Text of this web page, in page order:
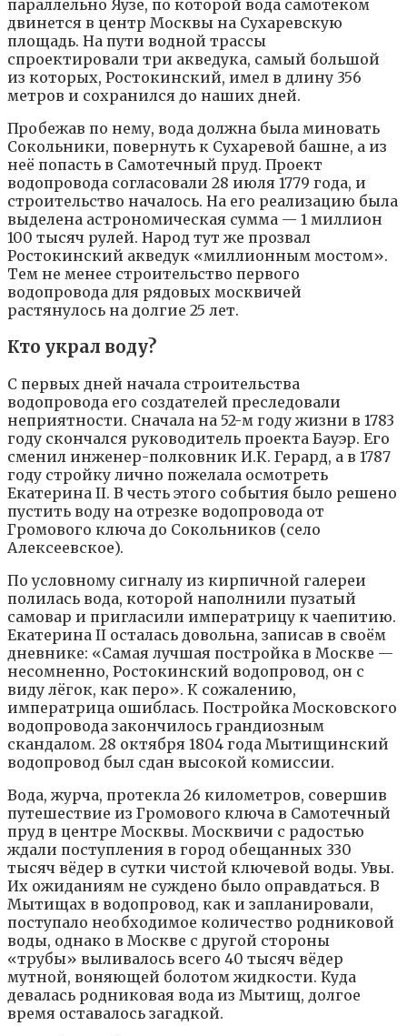
параллельно Яузе, по которой вода самотёком
двинется в центр Москвы на Сухаревскую
площадь. На пути водной трассы
спроектировали три акведука, самый большой
из которых, Ростокинский, имел в длину 356
метров и сохранился до наших дней.
Пробежав по нему, вода должна была миновать
Сокольники, повернуть к Сухаревой башне, а из
неё попасть в Самотечный пруд. Проект
водопровода согласовали 28 июля 1779 года, и
строительство началось. На его реализацию была
выделена астрономическая сумма — 1 миллион
100 тысяч рулей. Народ тут же прозвал
Ростокинский акведук «миллионным мостом».
Тем не менее строительство первого
водопровода для рядовых москвичей
растянулось на долгие 25 лет.
Кто украл воду?
С первых дней начала строительства
водопровода его создателей преследовали
неприятности. Сначала на 52-м году жизни в 1783
году скончался руководитель проекта Бауэр. Его
сменил инженер-полковник И.К. Герард, а в 1787
году стройку лично пожелала осмотреть
Екатерина II. В честь этого события было решено
пустить воду на отрезке водопровода от
Громового ключа до Сокольников (село
Алексеевское).
По условному сигналу из кирпичной галереи
полилась вода, которой наполнили пузатый
самовар и пригласили императрицу к чаепитию.
Екатерина II осталась довольна, записав в своём
дневнике: «Самая лучшая постройка в Москве —
несомненно, Ростокинский водопровод, он с
виду лёгок, как перо». К сожалению,
императрица ошиблась. Постройка Московского
водопровода закончилось грандиозным
скандалом. 28 октября 1804 года Мытищинский
водопровод был сдан высокой комиссии.
Вода, журча, протекла 26 километров, совершив
путешествие из Громового ключа в Самотечный
пруд в центре Москвы. Москвичи с радостью
ждали поступления в город обещанных 330
тысяч вёдер в сутки чистой ключевой воды. Увы.
Их ожиданиям не суждено было оправдаться. В
Мытищах в водопровод, как и запланировали,
поступало необходимое количество родниковой
воды, однако в Москве с другой стороны
«трубы» выливалось всего 40 тысяч вёдер
мутной, воняющей болотом жидкости. Куда
девалась родниковая вода из Мытищ, долгое
время оставалось загадкой.